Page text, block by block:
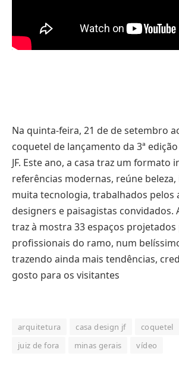
Na quinta-feira, 21 de de setembro
coquetel de lançamento da 3ª
JF. Este ano, a casa traz um formato
referências modernas, reúne
muita tecnologia, trabalhados pelos
designers e paisagistas convidados.
traz à mostra 33 espaços projetados
profissionais do ramo, num
trazendo ainda mais tendências,
gosto para os visitantes
arquitetura casa design jf coquetel
juiz de fora
minas gerais vídeo